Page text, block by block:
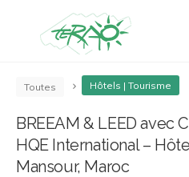
Toutes Hôtels | Tourisme
BREEAM & LEED avec
HQE International –
Mansour, Maroc